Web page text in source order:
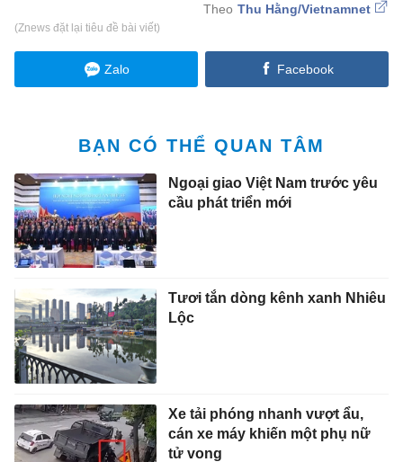
Thu Hằng/Vietnamnet
(Znews đặt lại tiêu đề bài viết)
Zalo Facebook
BẠN CÓ THỂ QUAN TÂM
Ngoại giao Việt Nam trước yêu
cầu phát triển mới
Tươi tắn dòng kênh xanh Nhiêu
Lộc
Xe tải phóng nhanh vượt ẩu,
cán xe máy khiến một phụ nữ
tử vong